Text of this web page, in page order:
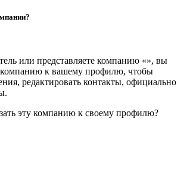
или представляете компанию «», вы
компанию к вашему профилю, чтобы
редактировать контакты, официально
эту компанию к своему профилю?